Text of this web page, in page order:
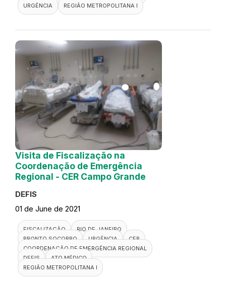
URGÊNCIA
REGIÃO METROPOLITANA I
Visita de Fiscalização na
Coordenação de Emergência
Regional - CER Campo Grande
DEFIS
01 de June de 2021
FISCALIZAÇÃO
RIO DE JANEIRO
PRONTO SOCORRO
URGÊNCIA
CER
COORDENAÇÃO DE EMERGÊNCIA REGIONAL
DEFIS
ATO MÉDICO
REGIÃO METROPOLITANA I